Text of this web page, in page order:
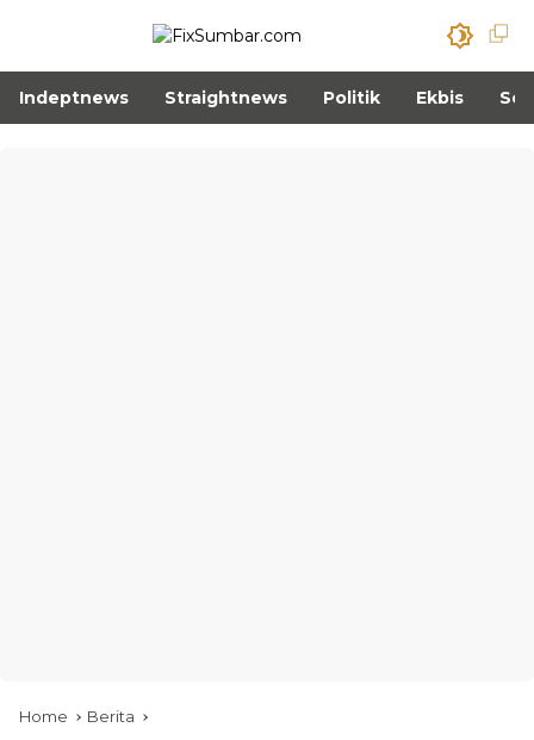
Indeptnews Straightnews Politik Ekbis
Home Berita